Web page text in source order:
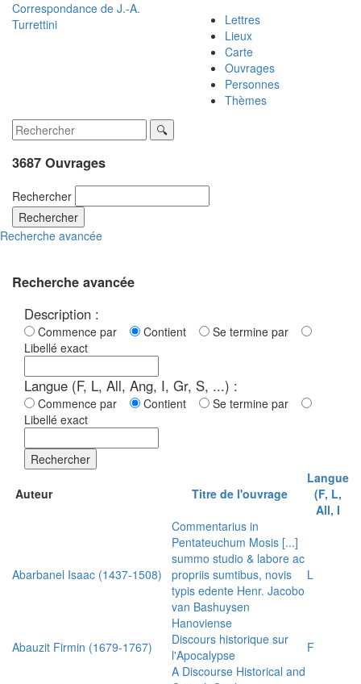
Correspondance de J.-A.
Turrettini
Lettres
Lieux
Carte
Ouvrages
Personnes
Thèmes
3687 Ouvrages
Rechercher
Rechercher
Recherche avancée
Recherche avancée
Description :
Commence par Contient
Se termine par
Libellé exact
Langue (F, L, All, Ang, I, Gr, S, ...) :
Commence par Contient
Se termine par
Libellé exact
Rechercher
Auteur Titre de l'ouvrage
Langue
(F, L,
All, I
Abarbanel Isaac (1437-1508)
Commentarius in
Pentateuchum Mosis [...]
summo studio & labore ac
propriis sumtibus, novis
typis edente Henr. Jacobo
van Bashuysen
Hanoviense
L
Abauzit Firmin (1679-1767)
Discours historique sur
l'Apocalypse
F
A Discourse Historical and